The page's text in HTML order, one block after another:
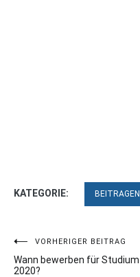
KATEGORIE: BEITRAGEN
Beitragsnavigation
VORHERIGER BEITRAG
Wann bewerben für Studium
2020?